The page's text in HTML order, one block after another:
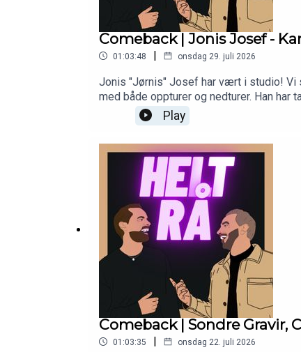
Comeback | Jonis Josef -
01:03:48 | onsdag 29. juli 2026
Jonis "Jørnis" Josef har vært i studio! Vi
med både oppturer og nedturer. Han har
sin USA-satsing, og standup-showene
abonnere på kanalen for kommende
Play
Comeback | Sondre Gravir,
01:03:35 | onsdag 22. juli 2026